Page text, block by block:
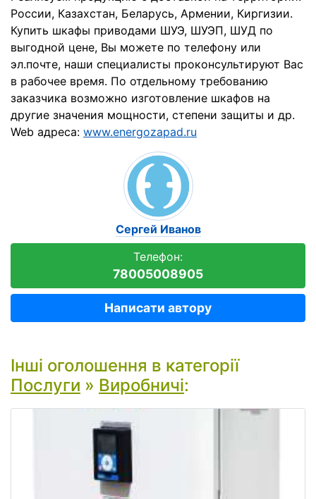
России, Казахстан, Беларусь, Армении, Киргизии.
Купить шкафы приводами ШУЭ, ШУЭП, ШУД по
выгодной цене, Вы можете по телефону или
эл.почте, наши специалисты проконсультируют Вас
в рабочее время. По отдельному требованию
заказчика возможно изготовление шкафов на
другие значения мощности, степени защиты и др.
Web адреса: www.energozapad.ru
Сергей Иванов
Телефон:
78005008905
Написати автору
Інші оголошення в категорії
Послуги » Виробничі: